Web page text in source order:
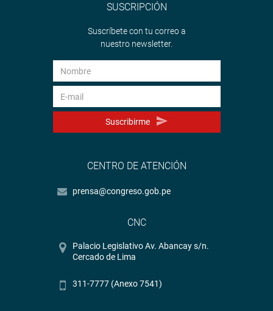
SUSCRIPCIÓN
Suscríbete con tu correo a
nuestro newsletter.
Suscribirme
CENTRO DE ATENCIÓN
prensa@congreso.gob.pe
CNC
Palacio Legislativo Av. Abancay s/n.
Cercado de Lima
311-7777 (Anexo 7541)